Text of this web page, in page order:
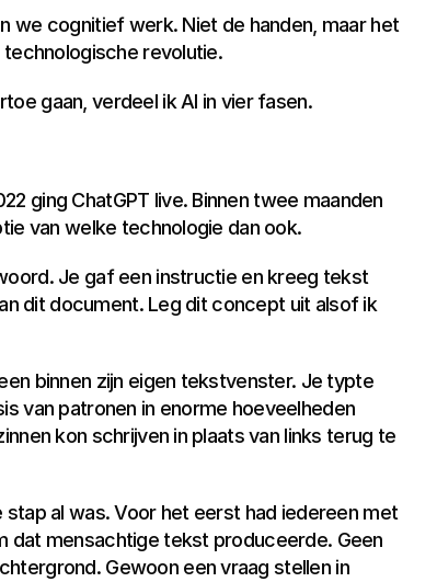
we cognitief werk. Niet de handen, maar het
revolutie.
gaan, verdeel ik AI in vier fasen.
ging ChatGPT live. Binnen twee maanden
van welke technologie dan ook.
Je gaf een instructie en kreeg tekst
dit document. Leg dit concept uit alsof ik
binnen zijn eigen tekstvenster. Je typte
van patronen in enorme hoeveelheden
kon schrijven in plaats van links terug te
al was. Voor het eerst had iedereen met
dat mensachtige tekst produceerde. Geen
Gewoon een vraag stellen in